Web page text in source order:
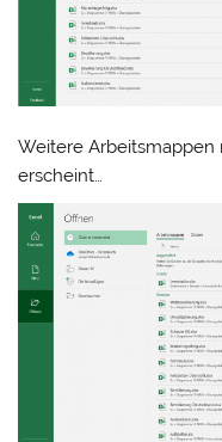
Weitere Arbeitsmappen
erscheint…